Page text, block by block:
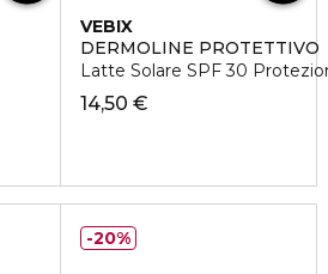
VEBIX
DERMOLINE PROTETTIVO
Latte Solare SPF 30
14,50 €
20%